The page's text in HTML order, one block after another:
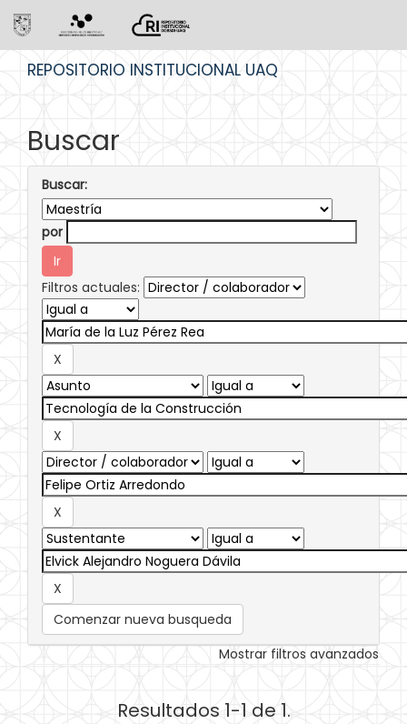
REPOSITORIO INSTITUCIONAL UAQ
Buscar
Buscar:
por
Filtros actuales:
Comenzar nueva busqueda
Mostrar filtros avanzados
Resultados 1-1 de 1.